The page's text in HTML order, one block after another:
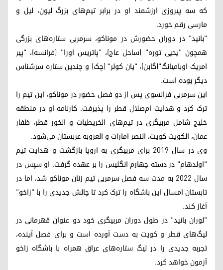
که سه پیروزی ارزشمند او در برابر تیم‌های بزرگ لیون، لیل و
مارسی رقم خورد.
"بانید" در دوران حضورش در موناکو، سرمربی ستاره‌های بزرگی
همچون "یحیی توره" (ساحل عاج)، "پاتریس اورا" (فرانسه)، "پیر
امریک اوبامیانگ"(گابن)، "یان کولر" (چک) و چندین ستاره سرشناس
دیگر بوده است.
این سرمربی فرانسوی پس از دو فصل حضور در موناکو، این تیم را
ترک کرد و هدایت ام‌صلال قطر را پذیرفت. کارنامه او در منطقه
خلیج شامل مربیگری در تیم‌های الخریطیات و الخور قطر، ظفار
عمان، الکویت کویت، النصر امارات و العروبه عربستان می‌شود.
وی در سال ۲۰۱۹ برای مربیگری به اروپا بازگشت و هدایت تیم
"اولدهام" در دسته چهارم انگلیس را بر عهده گرفت. او سپس در
سال ۲۰۲۲ به مدت سه فصل سرمربی تیم زنان موناکو شد، اما در
تابستان امسال این باشگاه را ترک کرد تا چالش جدیدی را با "زاخو"
آغاز کند.
"لوران بانید" در طول دوران مربیگری خود دو عنوان قهرمانی در
لیگ‌های قطر و کویت به دست آورده است و برای فصل آینده،
تجربه جدیدی را در لیگ ستارە‌های عراق همراه با باشگاه زاخو
آزمون خواهد کرد.